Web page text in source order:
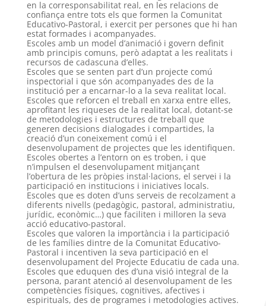
en la corresponsabilitat real, en les relacions de
confiança entre tots els que formen la Comunitat
Educativo-Pastoral, i exercit per persones que hi han
estat formades i acompanyades.
Escoles amb un model d’animació i govern definit
amb principis comuns, però adaptat a les realitats i
recursos de cadascuna d’elles.
Escoles que se senten part d’un projecte comú
inspectorial i que són acompanyades des de la
institució per a encarnar-lo a la seva realitat local.
Escoles que reforcen el treball en xarxa entre elles,
aprofitant les riqueses de la realitat local, dotant-se
de metodologies i estructures de treball que
generen decisions dialogades i compartides, la
creació d’un coneixement comú i el
desenvolupament de projectes que les identifiquen.
Escoles obertes a l’entorn on es troben, i que
n’impulsen el desenvolupament mitjançant
l’obertura de les pròpies instal·lacions, el servei i la
participació en institucions i iniciatives locals.
Escoles que es doten d’uns serveis de recolzament a
diferents nivells (pedagògic, pastoral, administratiu,
jurídic, econòmic…) que faciliten i milloren la seva
acció educativo-pastoral.
Escoles que valoren la importància i la participació
de les famílies dintre de la Comunitat Educativo-
Pastoral i incentiven la seva participació en el
desenvolupament del Projecte Educatiu de cada una.
Escoles que eduquen des d’una visió integral de la
persona, parant atenció al desenvolupament de les
competències físiques, cognitives, afectives i
espirituals, des de programes i metodologies actives.